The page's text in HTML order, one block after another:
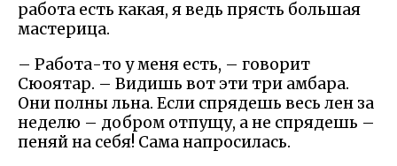
работа есть какая, я ведь прясть большая
мастерица.
– Работа-то у меня есть, – говорит
Сюоятар. – Видишь вот эти три амбара.
Они полны льна. Если спрядешь весь лен за
неделю – добром отпущу, а не спрядешь –
пеняй на себя! Сама напросилась.